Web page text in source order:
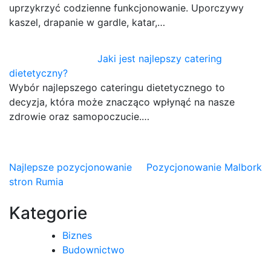
uprzykrzyć codzienne funkcjonowanie. Uporczywy
kaszel, drapanie w gardle, katar,…
Jaki jest najlepszy catering
dietetyczny?
Wybór najlepszego cateringu dietetycznego to
decyzja, która może znacząco wpłynąć na nasze
zdrowie oraz samopoczucie.…
Nawigacja
wpisu
Najlepsze pozycjonowanie
stron Rumia
Pozycjonowanie Malbork
Kategorie
Biznes
Budownictwo